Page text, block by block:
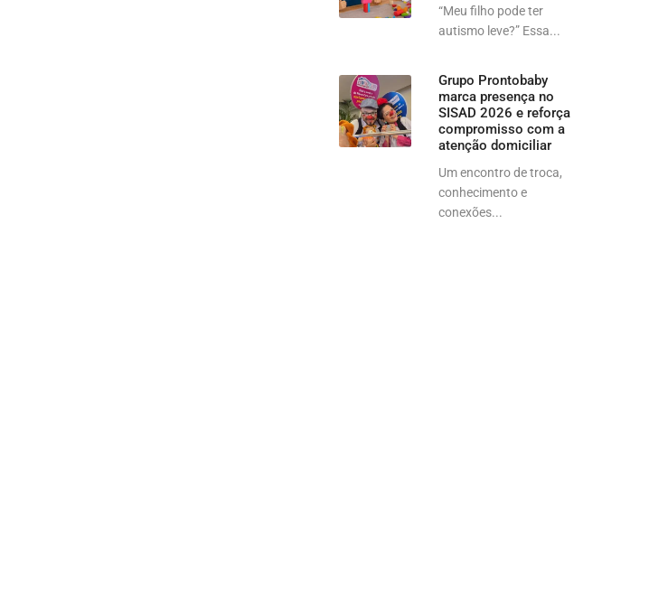
“Meu filho pode ter
autismo leve?” Essa...
Grupo Prontobaby
marca presença no
SISAD 2026 e reforça
compromisso com a
atenção domiciliar
Um encontro de troca,
conhecimento e
conexões...